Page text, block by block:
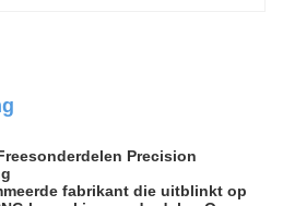
Precision
fabrikant die uitblinkt op